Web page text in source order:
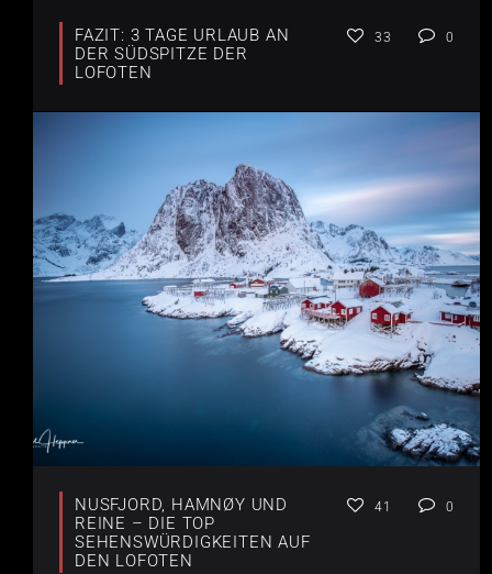
FAZIT: 3 TAGE URLAUB AN
DER SÜDSPITZE DER
LOFOTEN
33 0
NUSFJORD, HAMNØY UND
REINE – DIE TOP
SEHENSWÜRDIGKEITEN AUF
DEN LOFOTEN
41 0